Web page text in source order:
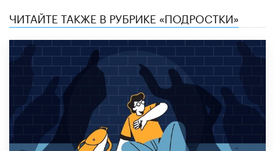
ЧИТАЙТЕ ТАКЖЕ В РУБРИКЕ «ПОДРОСТКИ»